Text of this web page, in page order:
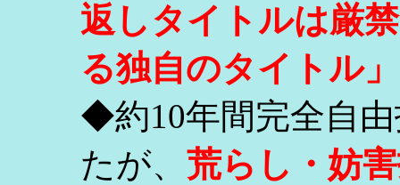
返しタイトルは厳
る独自のタイトル
◆約10年間完全自
たが、 荒らし・妨